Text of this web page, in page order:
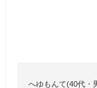
へゆもんて(40代・